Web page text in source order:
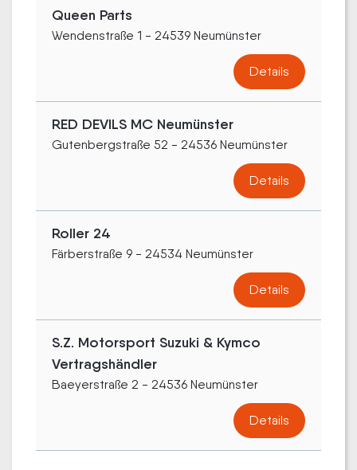
Queen Parts
Wendenstraße 1 - 24539 Neumünster
Details
RED DEVILS MC Neumünster
Gutenbergstraße 52 - 24536 Neumünster
Details
Roller 24
Färberstraße 9 - 24534 Neumünster
Details
S.Z. Motorsport Suzuki & Kymco
Vertragshändler
Baeyerstraße 2 - 24536 Neumünster
Details